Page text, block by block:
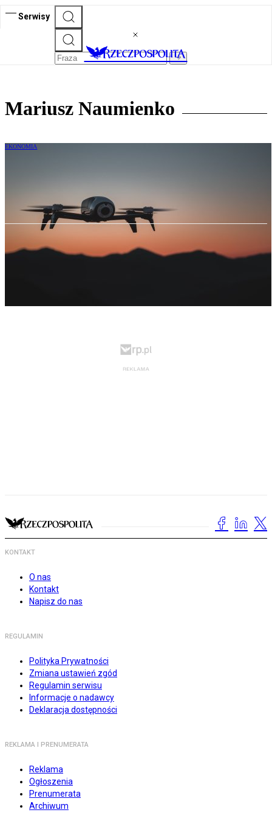
Serwisy
Mariusz Naumienko
EKONOMIA
KONTAKT
O nas
Kontakt
Napisz do nas
REGULAMIN
Polityka Prywatności
Zmiana ustawień zgód
Regulamin serwisu
Informacje o nadawcy
Deklaracja dostępności
REKLAMA I PRENUMERATA
Reklama
Ogłoszenia
Prenumerata
Archiwum